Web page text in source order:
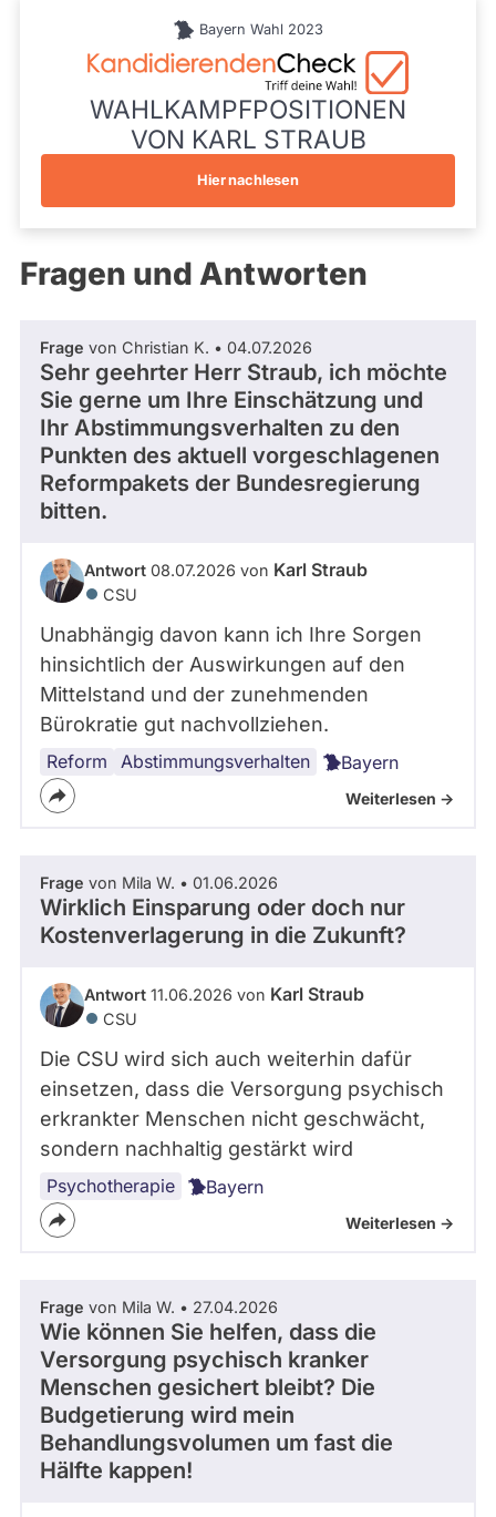
Listenposition
43
aktueller
Kandidaturen
und
gestellt
wurden.
Solche
aus
vergangenen
Mandaten
nicht
berücksichtigt.
Bayern Wahl 2023
WAHLKAMPFPOSITIONEN
VON KARL STRAUB
Hier nachlesen
Fragen und Antworten
Frage von Christian K. • 04.07.2026
Sehr geehrter Herr Straub, ich möchte
Sie gerne um Ihre Einschätzung und
Ihr Abstimmungsverhalten zu den
Punkten des aktuell vorgeschlagenen
Reformpakets der Bundesregierung
bitten.
Antwort 08.07.2026 von Karl Straub
CSU
Unabhängig davon kann ich Ihre Sorgen
hinsichtlich der Auswirkungen auf den
Mittelstand und der zunehmenden
Bürokratie gut nachvollziehen.
Reform Abstimmungsverhalten Bayern
Weiterlesen ->
Frage von Mila W. • 01.06.2026
Wirklich Einsparung oder doch nur
Kostenverlagerung in die Zukunft?
Antwort 11.06.2026 von Karl Straub
CSU
Die CSU wird sich auch weiterhin dafür
einsetzen, dass die Versorgung psychisch
erkrankter Menschen nicht geschwächt,
sondern nachhaltig gestärkt wird
Psychotherapie Bayern
Weiterlesen ->
Frage von Mila W. • 27.04.2026
Wie können Sie helfen, dass die
Versorgung psychisch kranker
Menschen gesichert bleibt? Die
Budgetierung wird mein
Behandlungsvolumen um fast die
Hälfte kappen!